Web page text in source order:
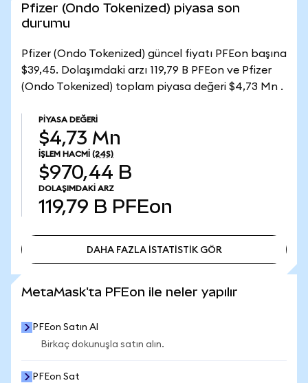
Pfizer (Ondo Tokenized) piyasa son
durumu
Pfizer (Ondo Tokenized) güncel fiyatı PFEon başına
$39,45. Dolaşımdaki arzı 119,79 B PFEon ve Pfizer
(Ondo Tokenized) toplam piyasa değeri $4,73 Mn .
PIYASA DEĞERI
$4,73 Mn
İŞLEM HACMI (24S)
$970,44 B
DOLAŞIMDAKI ARZ
119,79 B PFEon
DAHA FAZLA İSTATİSTİK GÖR
MetaMask'ta PFEon ile neler yapılır
PFEon Satın Al
Birkaç dokunuşla satın alın.
PFEon Sat